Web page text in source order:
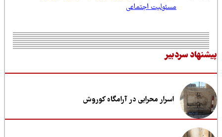
مسئولیت اجتماعی
سردبیر
اسرار محرابی در آرامگاه کوروش